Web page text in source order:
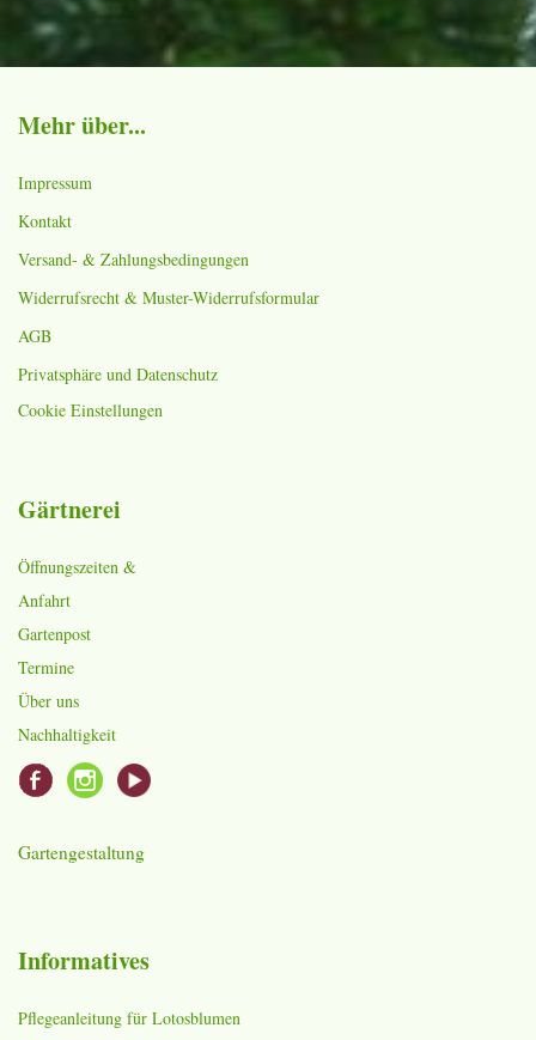
Mehr über...
Impressum
Kontakt
Versand- & Zahlungsbedingungen
Widerrufsrecht & Muster-Widerrufsformular
AGB
Privatsphäre und Datenschutz
Cookie Einstellungen
Gärtnerei
Öffnungszeiten &
Anfahrt
Gartenpost
Termine
Über uns
Nachhaltigkeit
Gartengestaltung
Informatives
Pflegeanleitung für Lotosblumen